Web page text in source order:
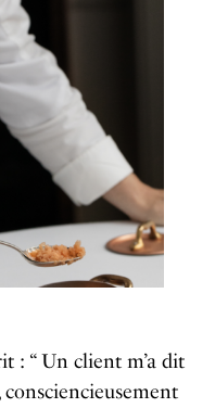
: “ Un client m’a dit
consciencieusement